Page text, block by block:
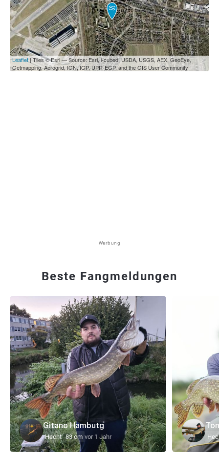
Leaflet| Tiles © Esri — Source: Esri, i-cubed, USDA, USGS, AEX, GeoEye,
Getmapping, Aerogrid, IGN, IGP, UPR-EGP, and the GIS User Community
Werbung
Beste Fangmeldungen
Gitano Hambutg
Hecht 83 cm vor 1 Jahr